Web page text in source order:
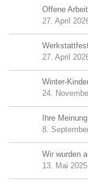
Offene Arbeit
27. April
27. April
Winter-
24.
Ihre
8.
Wir wurden
13. Mai 2025